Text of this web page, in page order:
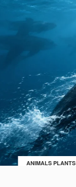
ANIMALS PLANTS